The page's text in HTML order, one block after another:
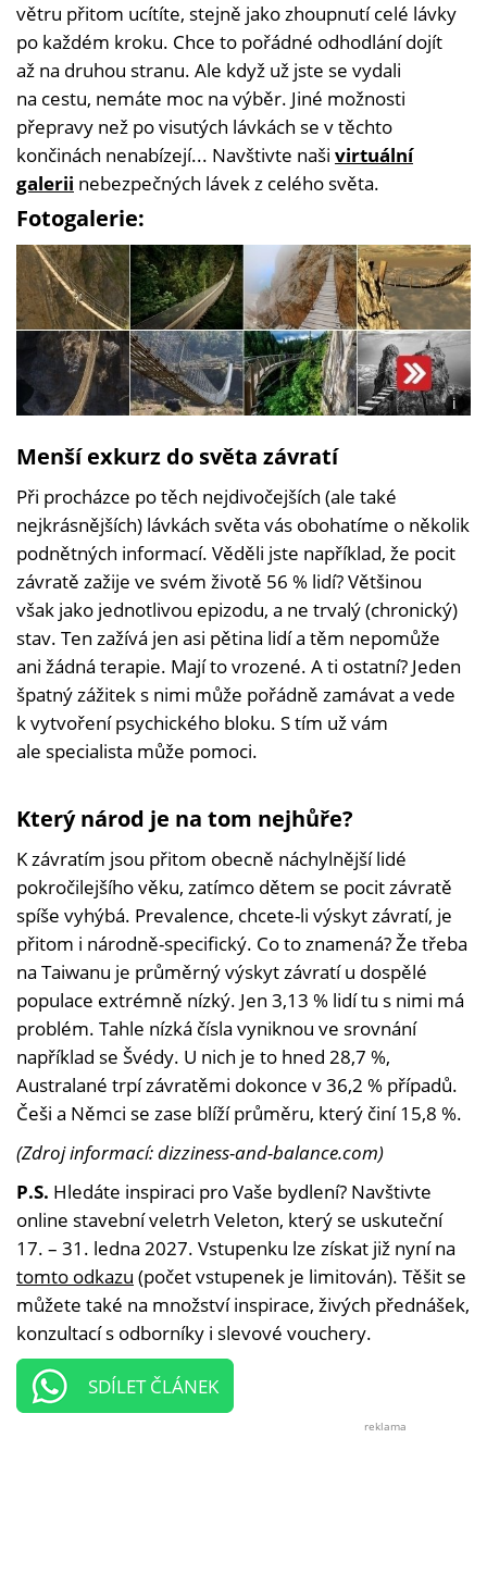
větru přitom ucítíte, stejně jako zhoupnutí celé lávky
po každém kroku. Chce to pořádné odhodlání dojít
až na druhou stranu. Ale když už jste se vydali
na cestu, nemáte moc na výběr. Jiné možnosti
přepravy než po visutých lávkách se v těchto
končinách nenabízejí... Navštivte naši virtuální
galerii nebezpečných lávek z celého světa.
Fotogalerie:
i
Foto:
Menší exkurz do světa závratí
Při procházce po těch nejdivočejších (ale také
nejkrásnějších) lávkách světa vás obohatíme o několik
podnětných informací. Věděli jste například, že pocit
závratě zažije ve svém životě 56 % lidí? Většinou
však jako jednotlivou epizodu, a ne trvalý (chronický)
stav. Ten zažívá jen asi pětina lidí a těm nepomůže
ani žádná terapie. Mají to vrozené. A ti ostatní? Jeden
špatný zážitek s nimi může pořádně zamávat a vede
k vytvoření psychického bloku. S tím už vám
ale specialista může pomoci.
Který národ je na tom nejhůře?
K závratím jsou přitom obecně náchylnější lidé
pokročilejšího věku, zatímco dětem se pocit závratě
spíše vyhýbá. Prevalence, chcete-li výskyt závratí, je
přitom i národně-specifický. Co to znamená? Že třeba
na Taiwanu je průměrný výskyt závratí u dospělé
populace extrémně nízký. Jen 3,13 % lidí tu s nimi má
problém. Tahle nízká čísla vyniknou ve srovnání
například se Švédy. U nich je to hned 28,7 %,
Australané trpí závratěmi dokonce v 36,2 % případů.
Češi a Němci se zase blíží průměru, který činí 15,8 %.
(Zdroj informací: dizziness-and-balance.com)
P.S. Hledáte inspiraci pro Vaše bydlení? Navštivte
online stavební veletrh Veleton, který se uskuteční
17. – 31. ledna 2027. Vstupenku lze získat již nyní na
tomto odkazu (počet vstupenek je limitován). Těšit se
můžete také na množství inspirace, živých přednášek,
konzultací s odborníky i slevové vouchery.
SDÍLET ČLÁNEK
reklama